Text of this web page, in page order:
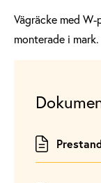
Vägräcke med
monterade i mark.